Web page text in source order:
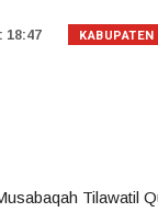
18:47
Tilawatil